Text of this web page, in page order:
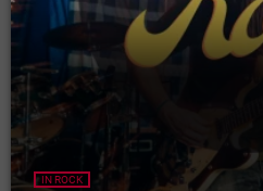
IN ROCK